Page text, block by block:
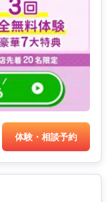
体験・相談予約